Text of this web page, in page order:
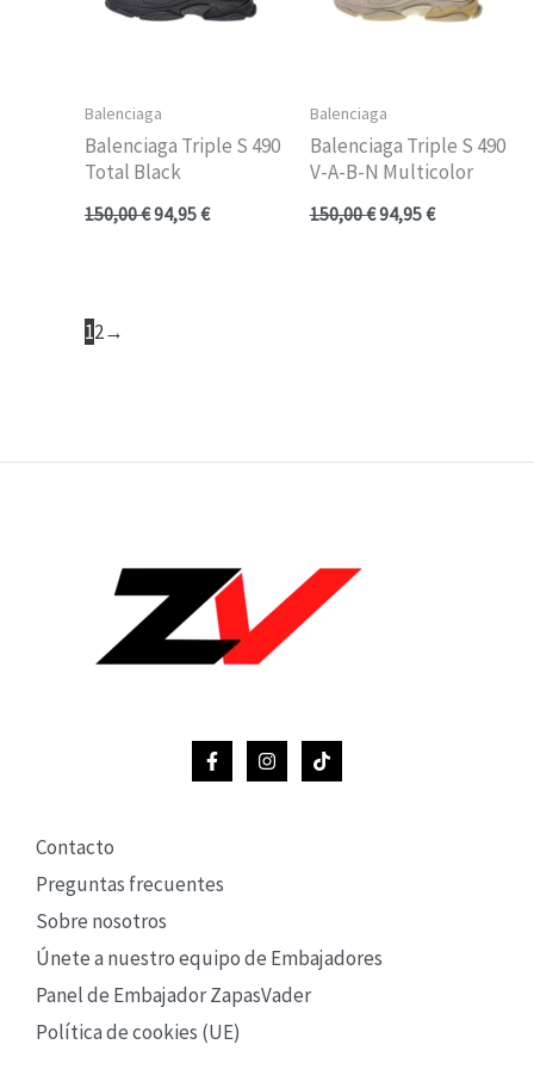
Balenciaga
Balenciaga Triple S 490
Total Black
150,00€94,95€
Balenciaga
Balenciaga Triple S 490
V-A-B-N Multicolor
150,00€94,95€
12→
Contacto
Preguntas frecuentes
Sobre nosotros
Únete a nuestro equipo de Embajadores
Panel de Embajador ZapasVader
Política de cookies (UE)